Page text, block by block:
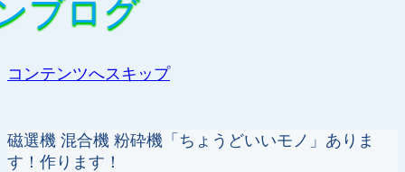
コンテンツへスキップ
磁選機 混合機 粉砕機「ちょうどいいモノ」ありま
す！作ります！
ブログ
ブログ